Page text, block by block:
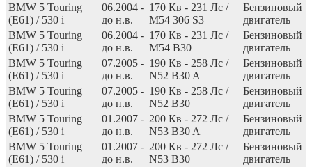
BMW 5 Touring
(E61) / 530 i
06.2004 -
до н.в.
170 Кв - 231 Лс /
M54 306 S3
Бензиновый
двигатель
BMW 5 Touring
(E61) / 530 i
06.2004 -
до н.в.
170 Кв - 231 Лс /
M54 B30
Бензиновый
двигатель
BMW 5 Touring
(E61) / 530 i
07.2005 -
до н.в.
190 Кв - 258 Лс /
N52 B30 A
Бензиновый
двигатель
BMW 5 Touring
(E61) / 530 i
07.2005 -
до н.в.
190 Кв - 258 Лс /
N52 B30
Бензиновый
двигатель
BMW 5 Touring
(E61) / 530 i
01.2007 -
до н.в.
200 Кв - 272 Лс /
N53 B30 A
Бензиновый
двигатель
BMW 5 Touring
(E61) / 530 i
01.2007 -
до н.в.
200 Кв - 272 Лс /
N53 B30
Бензиновый
двигатель